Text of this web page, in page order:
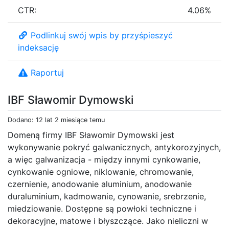
IBF Sławomir Dymowski
Dodano: 12 lat 2 miesiące temu
Domeną firmy IBF Sławomir Dymowski jest
wykonywanie pokryć galwanicznych, antykorozyjnych,
a więc galwanizacja - między innymi cynkowanie,
cynkowanie ogniowe, niklowanie, chromowanie,
czernienie, anodowanie aluminium, anodowanie
duraluminium, kadmowanie, cynowanie, srebrzenie,
miedziowanie. Dostępne są powłoki techniczne i
dekoracyjne, matowe i błyszczące. Jako nieliczni w
CTR: 4.06%
Podlinkuj swój wpis by przyśpieszyć
indeksację
Raportuj